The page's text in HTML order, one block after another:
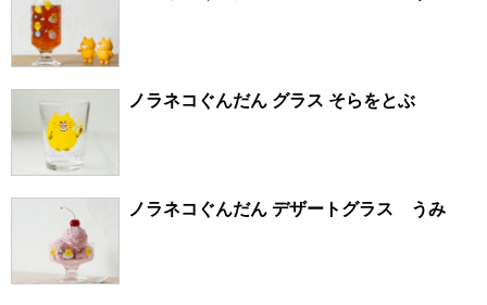
ノラネコぐんだん グラス そらをとぶ
ノラネコぐんだん デザートグラス うみ